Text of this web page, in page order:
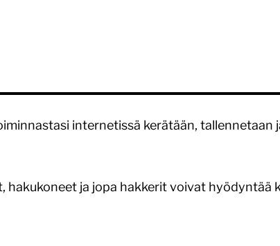
internetissä kerätään, tallennetaan
hakukoneet ja jopa hakkerit voivat hyödyntää